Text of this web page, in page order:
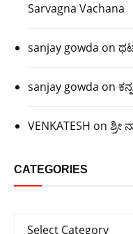
Sarvagna Vachana
sanjay gowda on
sanjay gowda on
VENKATESH on ಶ್ರೀ
CATEGORIES
Categories
Select Category